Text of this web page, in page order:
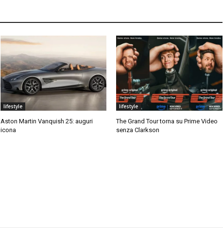
lifestyle
Aston Martin Vanquish 25: auguri
icona
lifestyle
The Grand Tour torna su Prime Video
senza Clarkson